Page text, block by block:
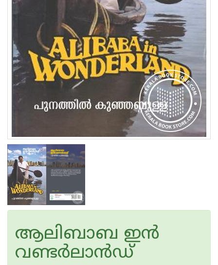
ആലിബാബ ഇന്‍
വണ്ടര്‍ലാന്‍ഡ്